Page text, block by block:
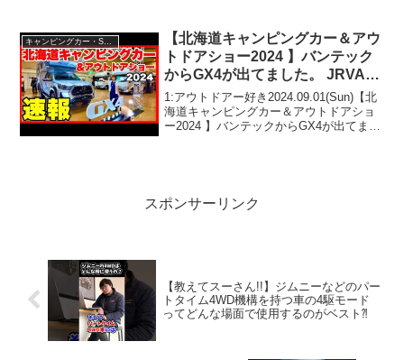
【北海道キャンピングカー＆アウ
トドアショー2024 】バンテック
からGX4が出てました。 JRVAイ
ベント／アクセス札幌
1:アウトドアー好き2024.09.01(Sun)【北
海道キャンピングカー＆アウトドアショ
ー2024 】バンテックからGX4が出てまし
スポンサーリンク
【教えてスーさん!!】ジムニーなどのパー
トタイム4WD機構を持つ車の4駆モード
ってどんな場面で使用するのがベスト⁈